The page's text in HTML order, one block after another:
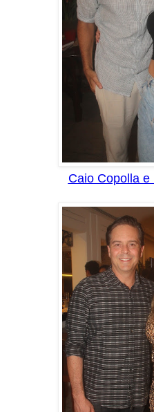
Caio Copolla e